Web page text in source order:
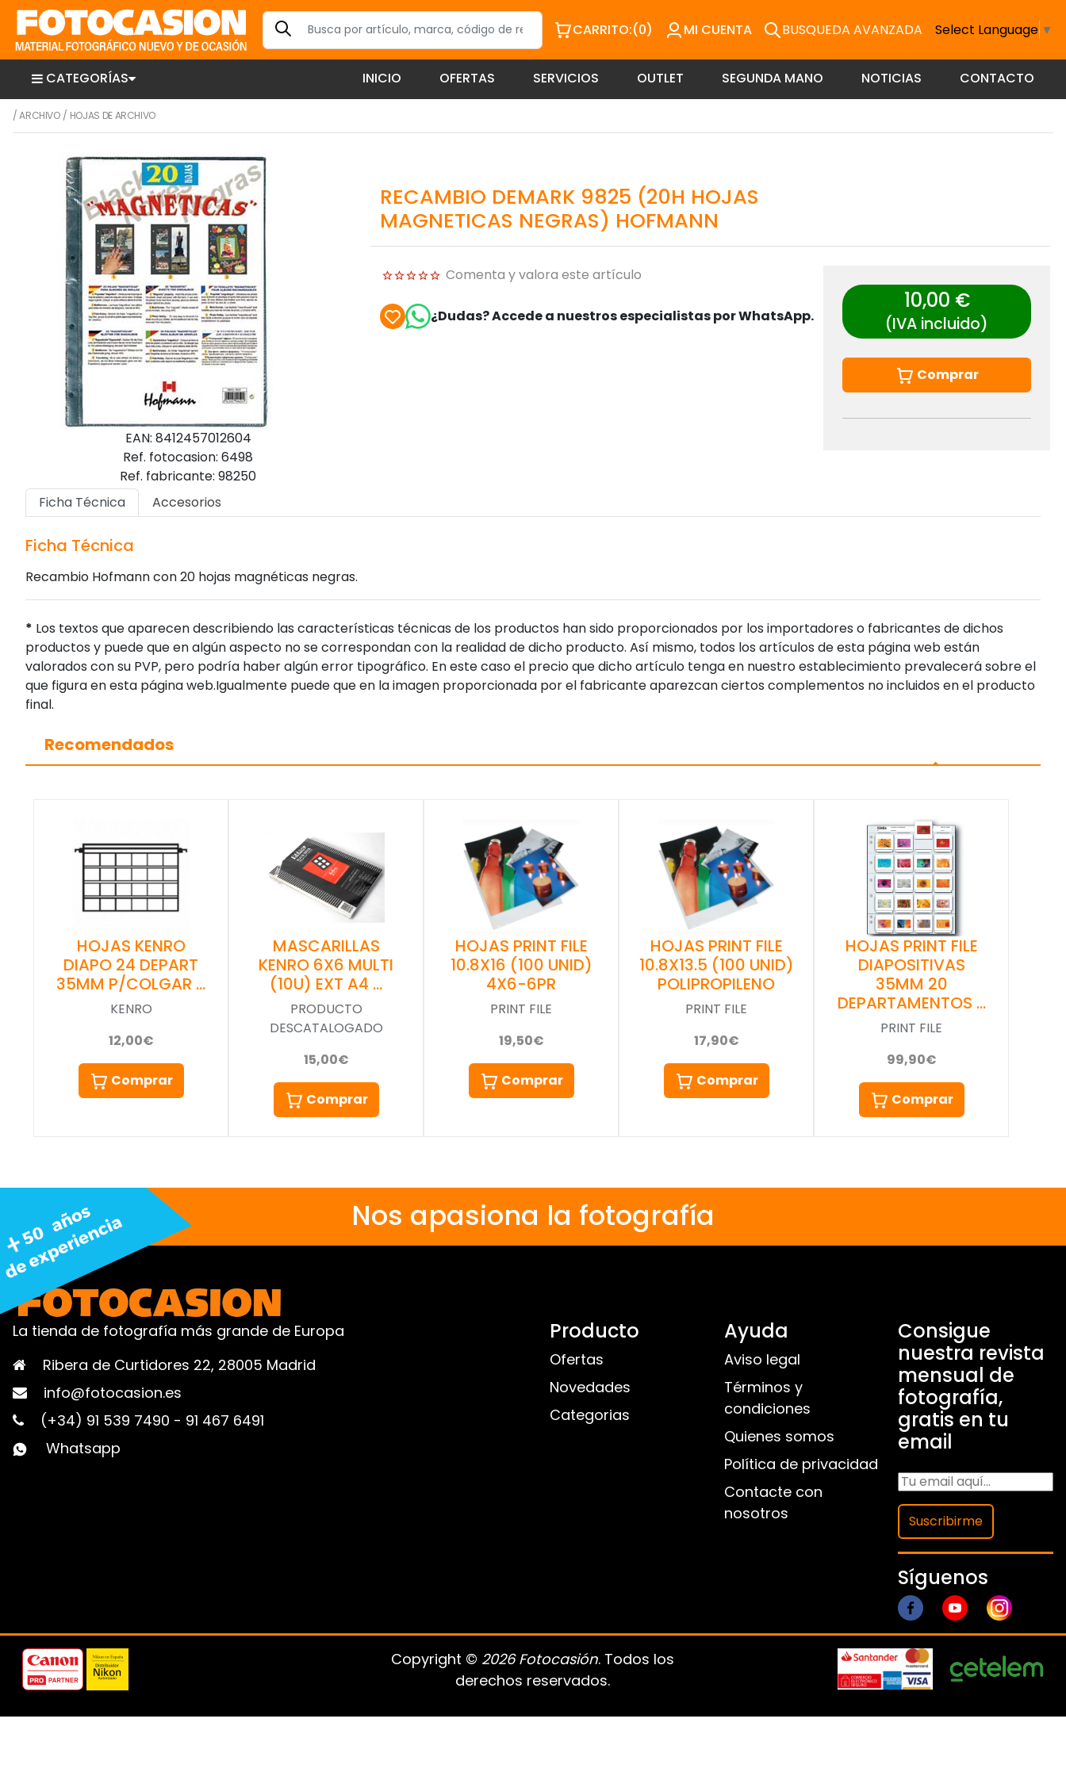
CARRITO:(0) MI CUENTA BUSQUEDA AVANZADA Select Language ▼
CATEGORÍAS INICIO OFERTAS SERVICIOS OUTLET SEGUNDA MANO NOTICIAS CONTACTO
/ARCHIVO/ HOJAS DE ARCHIVO
EAN: 8412457012604
Ref. fotocasion: 6498
Ref. fabricante: 98250
RECAMBIO DEMARK 9825 (20H HOJAS
MAGNETICAS NEGRAS) HOFMANN
Comenta y valora este artículo
¿Dudas? Accede a nuestros especialistas por WhatsApp.
10,00 €
(IVA incluido)
Comprar
Ficha Técnica Accesorios
Ficha Técnica
Recambio Hofmann con 20 hojas magnéticas negras.
* Los textos que aparecen describiendo las características técnicas de los productos han sido proporcionados por los importadores o fabricantes de dichos
productos y puede que en algún aspecto no se correspondan con la realidad de dicho producto. Así mismo, todos los artículos de esta página web están
valorados con su PVP, pero podría haber algún error tipográfico. En este caso el precio que dicho artículo tenga en nuestro establecimiento prevalecerá sobre el
que figura en esta página web.Igualmente puede que en la imagen proporcionada por el fabricante aparezcan ciertos complementos no incluidos en el producto
final.
Recomendados
HOJAS KENRO
DIAPO 24 DEPART
35MM P/COLGAR …
KENRO
12,00€
Comprar
MASCARILLAS
KENRO 6X6 MULTI
(10U) EXT A4 …
PRODUCTO
DESCATALOGADO
15,00€
Comprar
HOJAS PRINT FILE
10.8X16 (100 UNID)
4X6-6PR
PRINT FILE
19,50€
Comprar
HOJAS PRINT FILE
10.8X13.5 (100 UNID)
POLIPROPILENO
PRINT FILE
17,90€
Comprar
HOJAS PRINT FILE
DIAPOSITIVAS
35MM 20
DEPARTAMENTOS …
PRINT FILE
99,90€
Comprar
Nos apasiona la fotografía
La tienda de fotografía más grande de Europa
Ribera de Curtidores 22, 28005 Madrid
info@fotocasion.es
(+34) 91 539 7490 - 91 467 6491
Whatsapp
Producto
Ofertas
Novedades
Categorias
Ayuda
Aviso legal
Términos y
condiciones
Quienes somos
Política de privacidad
Contacte con
nosotros
Consigue
nuestra revista
mensual de
fotografía,
gratis en tu
email
Suscribirme
Síguenos
Copyright © 2026 Fotocasión. Todos los
derechos reservados.